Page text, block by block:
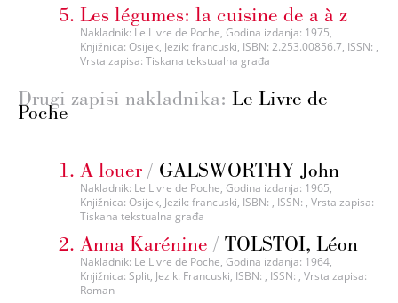
Les légumes: la cuisine de a à z
Nakladnik: Le Livre de Poche, Godina izdanja: 1975,
Knjižnica: Osijek, Jezik: francuski, ISBN: 2.253.00856.7, ISSN: ,
Vrsta zapisa: Tiskana tekstualna građa
Drugi zapisi nakladnika: Le Livre de
Poche
A louer / GALSWORTHY John
Nakladnik: Le Livre de Poche, Godina izdanja: 1965,
Knjižnica: Osijek, Jezik: francuski, ISBN: , ISSN: , Vrsta zapisa:
Tiskana tekstualna građa
Anna Karénine / TOLSTOI, Léon
Nakladnik: Le Livre de Poche, Godina izdanja: 1964,
Knjižnica: Split, Jezik: Francuski, ISBN: , ISSN: , Vrsta zapisa:
Roman